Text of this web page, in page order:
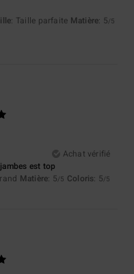
: Taille parfaite Matière: 5/5
Achat vérifié
est top
Matière: 5/5 Coloris: 5/5